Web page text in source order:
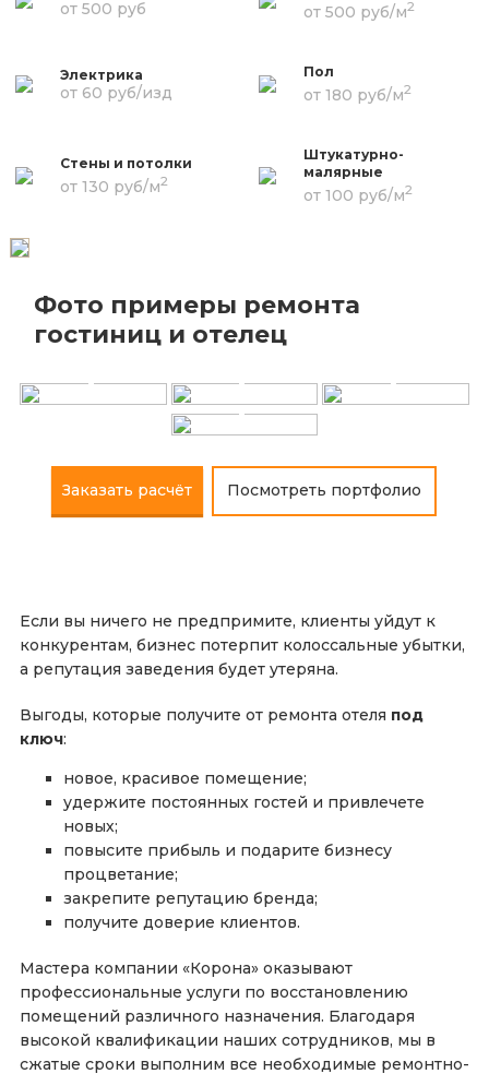
от 500 руб от 500 руб/м2
Электрика
от 60 руб/изд
Пол
от 180 руб/м2
Стены и потолки
от 130 руб/м2
Штукатурно-
малярные
от 100 руб/м2
Фото примеры ремонта
гостиниц и отелец
+ + +
+
Заказать расчёт Посмотреть портфолио
Если вы ничего не предпримите, клиенты уйдут к
конкурентам, бизнес потерпит колоссальные убытки,
а репутация заведения будет утеряна.
Выгоды, которые получите от ремонта отеля под
ключ:
новое, красивое помещение;
удержите постоянных гостей и привлечете
новых;
повысите прибыль и подарите бизнесу
процветание;
закрепите репутацию бренда;
получите доверие клиентов.
Мастера компании «Корона» оказывают
профессиональные услуги по восстановлению
помещений различного назначения. Благодаря
высокой квалификации наших сотрудников, мы в
сжатые сроки выполним все необходимые ремонтно-